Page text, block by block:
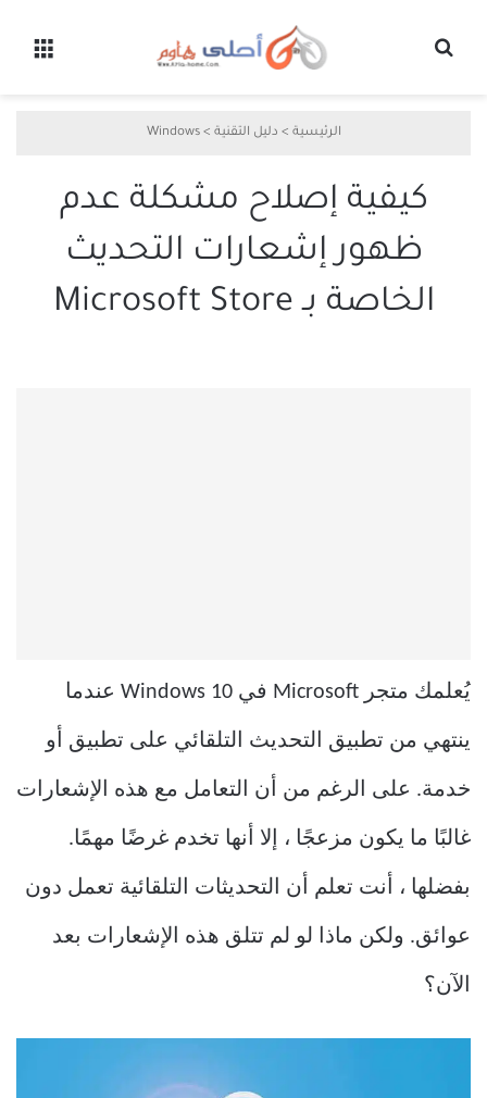
الرئيسية > دليل التقنية >
Windows
كيفية إصلاح مشكلة عدم
ظهور إشعارات التحديث
الخاصة بـ Microsoft Store
يُعلمك متجر Microsoft في Windows 10 عندما
ينتهي من تطبيق التحديث التلقائي على تطبيق أو
خدمة. على الرغم من أن التعامل مع هذه الإشعارات
غالبًا ما يكون مزعجًا ، إلا أنها تخدم غرضًا مهمًا.
بفضلها ، أنت تعلم أن التحديثات التلقائية تعمل دون
عوائق. ولكن ماذا لو لم تتلق هذه الإشعارات بعد
الآن؟